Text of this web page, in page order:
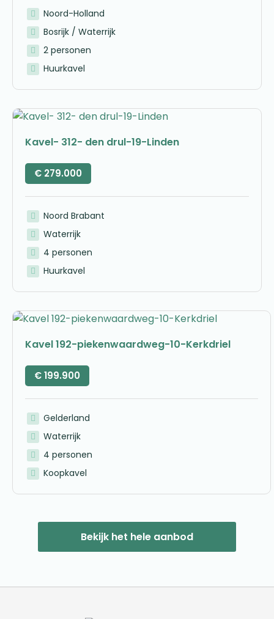
Noord-Holland
Bosrijk / Waterrijk
2 personen
Huurkavel
Kavel- 312- den drul-19-Linden
€ 279.000
Noord Brabant
Waterrijk
4 personen
Huurkavel
Kavel 192-piekenwaardweg-10-Kerkdriel
€199.900
Gelderland
Waterrijk
4 personen
Koopkavel
Bekijk het hele aanbod